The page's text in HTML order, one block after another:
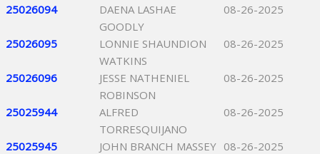
25026094
DAENA LASHAE
GOODLY
08-26-2025
25026095
LONNIE SHAUNDION
WATKINS
08-26-2025
25026096
JESSE NATHENIEL
ROBINSON
08-26-2025
25025944
ALFRED
TORRESQUIJANO
08-26-2025
25025945 JOHN BRANCH MASSEY 08-26-2025